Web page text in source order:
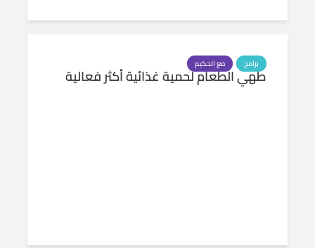
برامج مع الحكيم
طهي الطعام لحمية غذائية أكثر فعالية